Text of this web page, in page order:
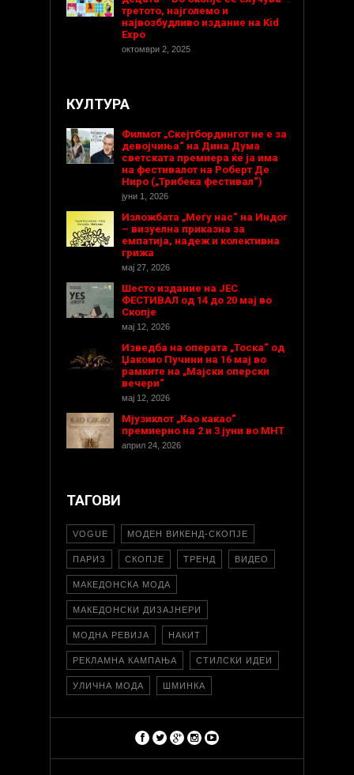
третото, најголемо и
највозбудливо издание на Kid
Expo
октомври 2, 2025
КУЛТУРА
Филмот „Скејтбордингот не е за
девојчиња“ на Дина Дума
светската премиера ќе ја има
на фестивалот на Роберт Де
Ниро („Трибека фестивал“)
јуни 1, 2026
Изложбата „Меѓу нас“ на Индог
– визуелна приказна за
емпатија, надеж и колективна
грижа
мај 27, 2026
Шесто издание на ЈЕС
ФЕСТИВАЛ од 14 до 20 мај во
Скопје
мај 12, 2026
Изведба на операта „Тоска“ од
Џакомо Пучини на 16 мај во
рамките на „Мајски оперски
вечери“
мај 12, 2026
Мјузиклот „Као какао“
премиерно на 2 и 3 јуни во МНТ
април 24, 2026
ТАГОВИ
VOGUE МОДЕН ВИКЕНД-СКОПЈЕ
ПАРИЗ СКОПЈЕ ТРЕНД ВИДЕО
МАКЕДОНСКА МОДА
МАКЕДОНСКИ ДИЗАЈНЕРИ
МОДНА РЕВИЈА НАКИТ
РЕКЛАМНА КАМПАЊА СТИЛСКИ ИДЕИ
УЛИЧНА МОДА ШМИНКА